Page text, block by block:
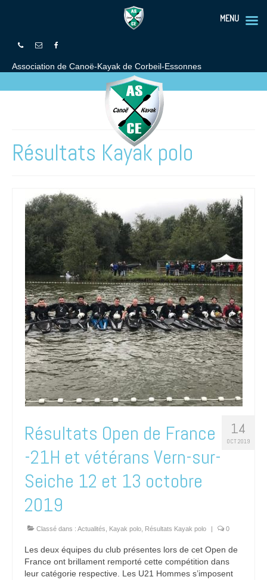
Association de Canoë-Kayak de Corbeil-Essonnes
Résultats Kayak polo
14
OCT 2019
Résultats Open de France
-21H et vétérans Vern-sur-
Seiche 12 et 13 octobre
2019
Classé dans : Actualités Kayak polo Résultats Kayak polo | 0
Les deux équipes du club présentes lors de cet Open de
France ont brillament remporté cette compétition dans
leur catégorie respective. Les U21 Hommes s’imposent
MENU